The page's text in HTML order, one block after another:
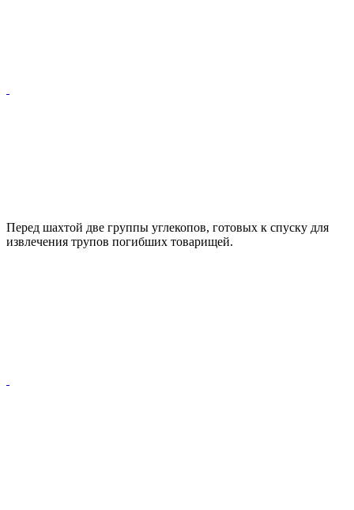
Перед шахтой две группы углекопов, готовых к спуску для
извлечения трупов погибших товарищей.